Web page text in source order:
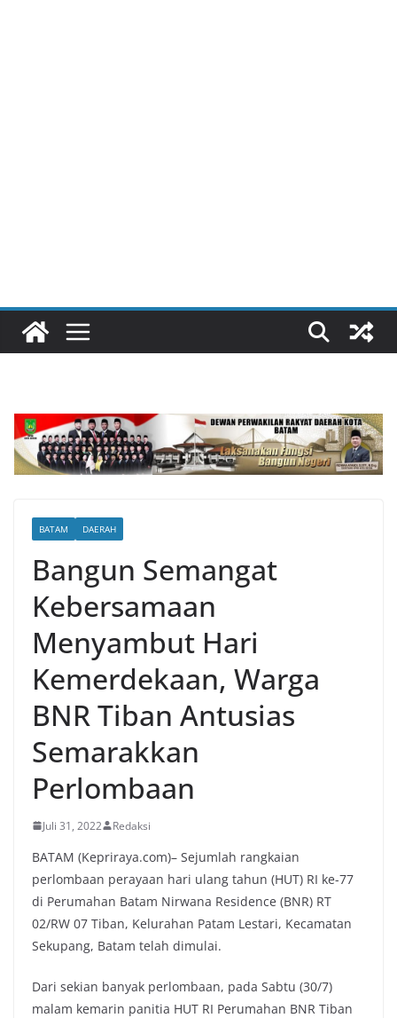
BATAM DAERAH
Bangun Semangat
Kebersamaan
Menyambut Hari
Kemerdekaan, Warga
BNR Tiban Antusias
Semarakkan
Perlombaan
Juli 31, 2022 Redaksi
BATAM (Kepriraya.com)– Sejumlah rangkaian
perlombaan perayaan hari ulang tahun (HUT) RI ke-77
di Perumahan Batam Nirwana Residence (BNR) RT
02/RW 07 Tiban, Kelurahan Patam Lestari, Kecamatan
Sekupang, Batam telah dimulai.
Dari sekian banyak perlombaan, pada Sabtu (30/7)
malam kemarin panitia HUT RI Perumahan BNR Tiban